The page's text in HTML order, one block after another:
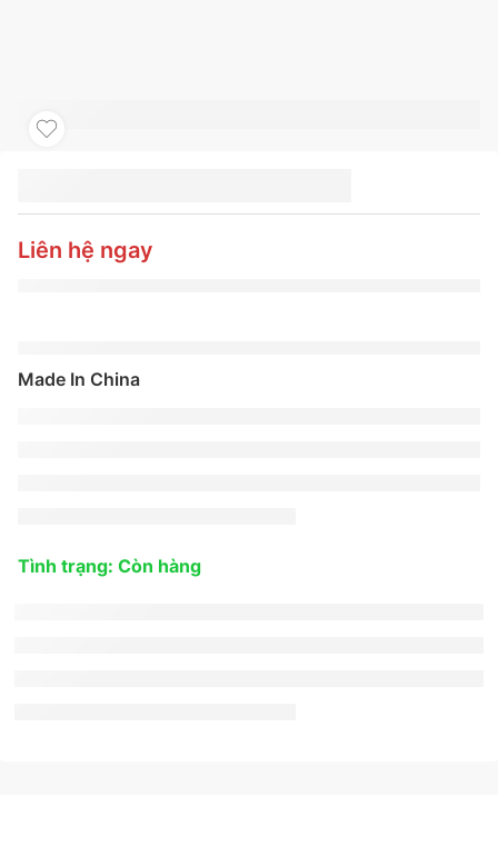
225/55R18
EFFICIENTGRIP SUV
Liên hệ ngay
Made In China
Tình trạng: Còn hàng